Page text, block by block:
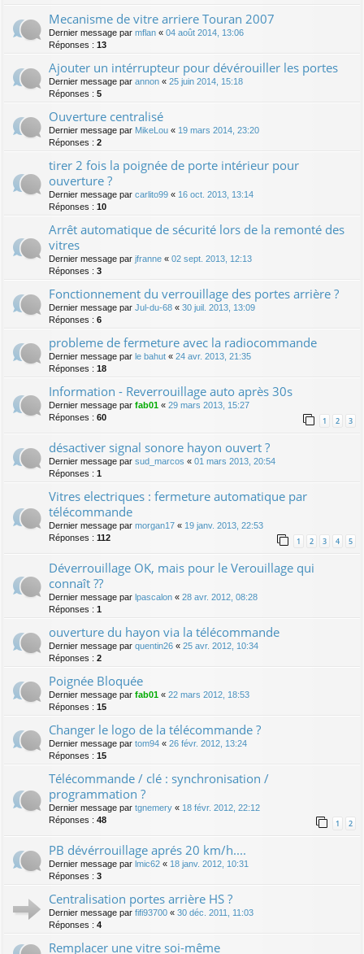
Mecanisme de vitre arriere Touran 2007
Dernier message par mflan « 04 août 2014, 13:06
Réponses : 13
Ajouter un intérrupteur pour dévérouiller les portes
Dernier message par annon « 25 juin 2014, 15:18
Réponses : 5
Ouverture centralisé
Dernier message par MikeLou « 19 mars 2014, 23:20
Réponses : 2
tirer 2 fois la poignée de porte intérieur pour
ouverture ?
Dernier message par carlito99 « 16 oct. 2013, 13:14
Réponses : 10
Arrêt automatique de sécurité lors de la remonté des
vitres
Dernier message par jfranne « 02 sept. 2013, 12:13
Réponses : 3
Fonctionnement du verrouillage des portes arrière ?
Dernier message par Jul-du-68 « 30 juil. 2013, 13:09
Réponses : 6
probleme de fermeture avec la radiocommande
Dernier message par le bahut « 24 avr. 2013, 21:35
Réponses : 18
Information - Reverrouillage auto après 30s
Dernier message par fab01 « 29 mars 2013, 15:27
Réponses : 60 1 2 3
désactiver signal sonore hayon ouvert ?
Dernier message par sud_marcos « 01 mars 2013, 20:54
Réponses : 1
Vitres electriques : fermeture automatique par
télécommande
Dernier message par morgan17 « 19 janv. 2013, 22:53
Réponses : 112 1 2 3 4 5
Déverrouillage OK, mais pour le Verouillage qui
connaît ??
Dernier message par lpascalon « 28 avr. 2012, 08:28
Réponses : 1
ouverture du hayon via la télécommande
Dernier message par quentin26 « 25 avr. 2012, 10:34
Réponses : 2
Poignée Bloquée
Dernier message par fab01 « 22 mars 2012, 18:53
Réponses : 15
Changer le logo de la télécommande ?
Dernier message par tom94 « 26 févr. 2012, 13:24
Réponses : 15
Télécommande / clé : synchronisation /
programmation ?
Dernier message par tgnemery « 18 févr. 2012, 22:12
Réponses : 48 1 2
PB dévérrouillage aprés 20 km/h....
Dernier message par lmic62 « 18 janv. 2012, 10:31
Réponses : 3
Centralisation portes arrière HS ?
Dernier message par fifi93700 « 30 déc. 2011, 11:03
Réponses : 4
Remplacer une vitre soi-même